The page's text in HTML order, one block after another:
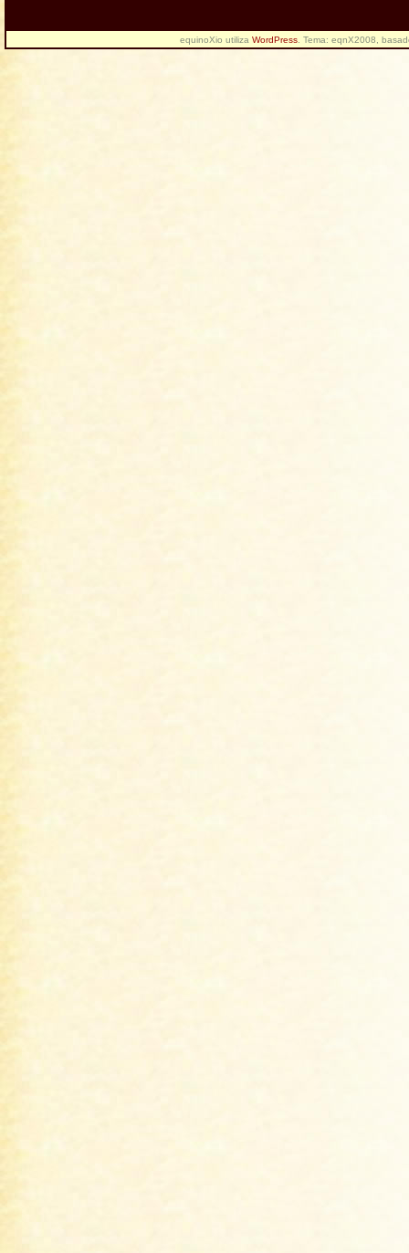
equinoXio utiliza WordPress. Tema: eqnX2008,